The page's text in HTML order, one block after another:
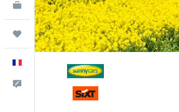
KAYAK Business
NOUVEAU
Trips